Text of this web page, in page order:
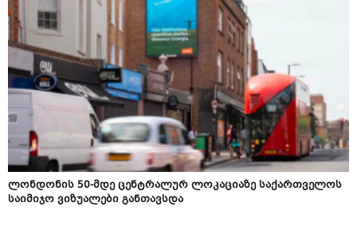
ლონდონის 50-მდე ცენტრალურ ლოკაციაზე საქართველოს
საიმიჯო ვიზუალები განთავსდა